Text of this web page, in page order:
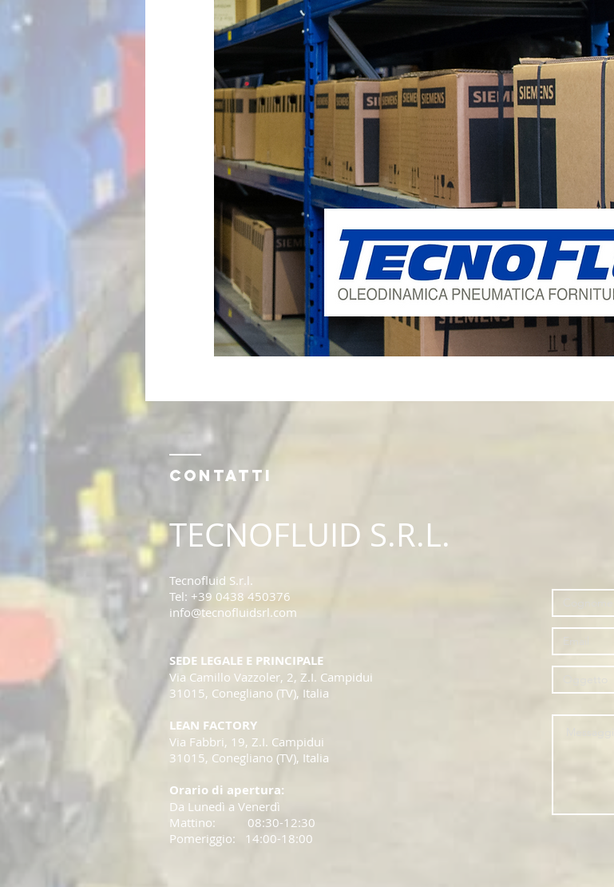
Contatti
TECNOFLUID S.R.L.
Tecnofluid S.r.l.
Tel: +39 0438 450376
info@tecnofluidsrl.com
SEDE LEGALE E PRINCIPALE
Via Camillo Vazzoler, 2, Z.I. Campidui
31015, Conegliano (TV), Italia
LEAN FACTORY
Via Fabbri, 19, Z.I. Campidui
31015, Conegliano (TV), Italia
Orario di apertura:
Da Lunedì a Venerdì
Mattino: 08:30-12:30
Pomeriggio: 14:00-18:00